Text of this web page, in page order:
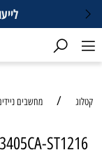
קטלוג / מחשבים
ST1216